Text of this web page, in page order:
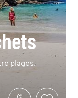
plages,